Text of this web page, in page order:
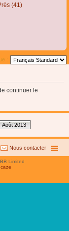
(41)
:
continuer le
Août 2013
Nous contacter
Limited